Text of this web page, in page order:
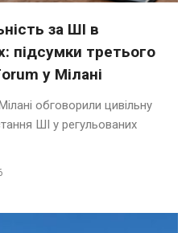
за ШІ в
підсумки третього
у Мілані
обговорили цивільну
ШІ у регульованих